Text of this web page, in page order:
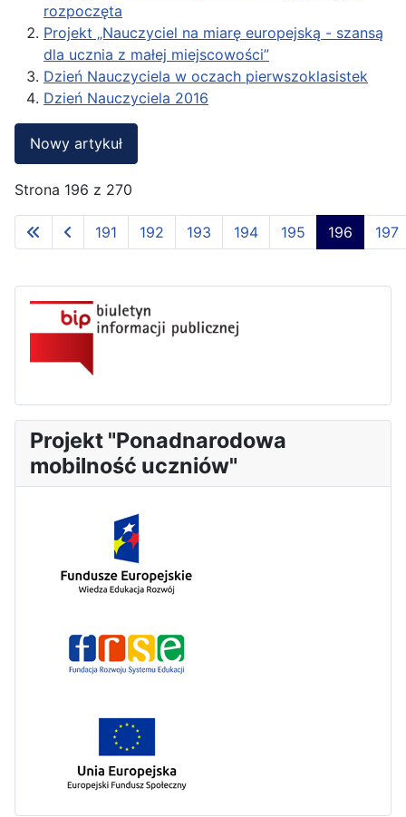
rozpoczęta
Projekt „Nauczyciel na miarę europejską - szansą
dla ucznia z małej miejscowości”
Dzień Nauczyciela w oczach pierwszoklasistek
Dzień Nauczyciela 2016
Nowy artykuł
Strona 196 z 270
191 192 193 194 195 196 197
Projekt "Ponadnarodowa
mobilność uczniów"